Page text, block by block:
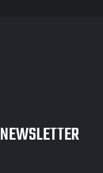
NEWSLETTER